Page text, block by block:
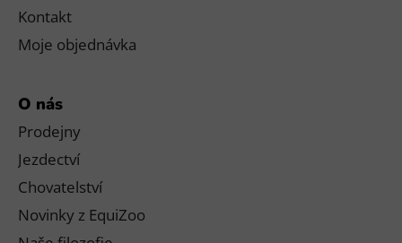
Kontakt
Moje objednávka
O nás
Prodejny
Jezdectví
Chovatelství
Novinky z EquiZoo